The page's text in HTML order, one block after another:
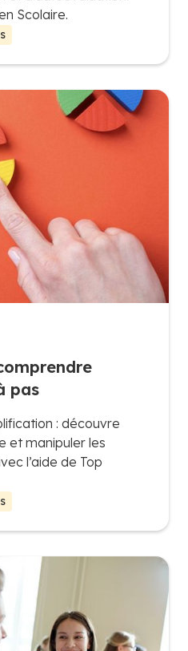
Scolaire.
pas
: découvre
et manipuler les
l’aide de Top